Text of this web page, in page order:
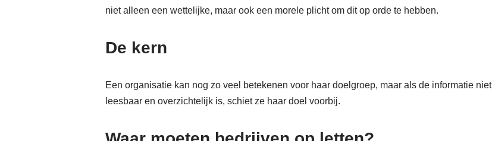
niet alleen een wettelijke, maar ook een morele plicht om dit op orde te hebben.
De kern
Een organisatie kan nog zo veel betekenen voor haar doelgroep, maar als de informatie niet
leesbaar en overzichtelijk is, schiet ze haar doel voorbij.